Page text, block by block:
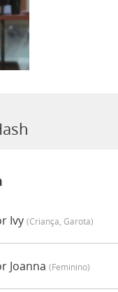
Ivy (criança, Garota)
Joanna (feminino)